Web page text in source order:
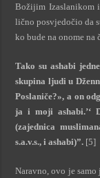
Božijim Izaslanikom
lično posvjedočio da
ko bude na onome na
Tako su ashabi
skupina ljudi u
Poslaniče?», a on
ja i moji ashabi.’‘
(zajednica
s.a.v.s., i ashabi)”. [5]
Naravno, ovo je